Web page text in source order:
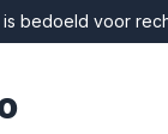
bedoeld voor